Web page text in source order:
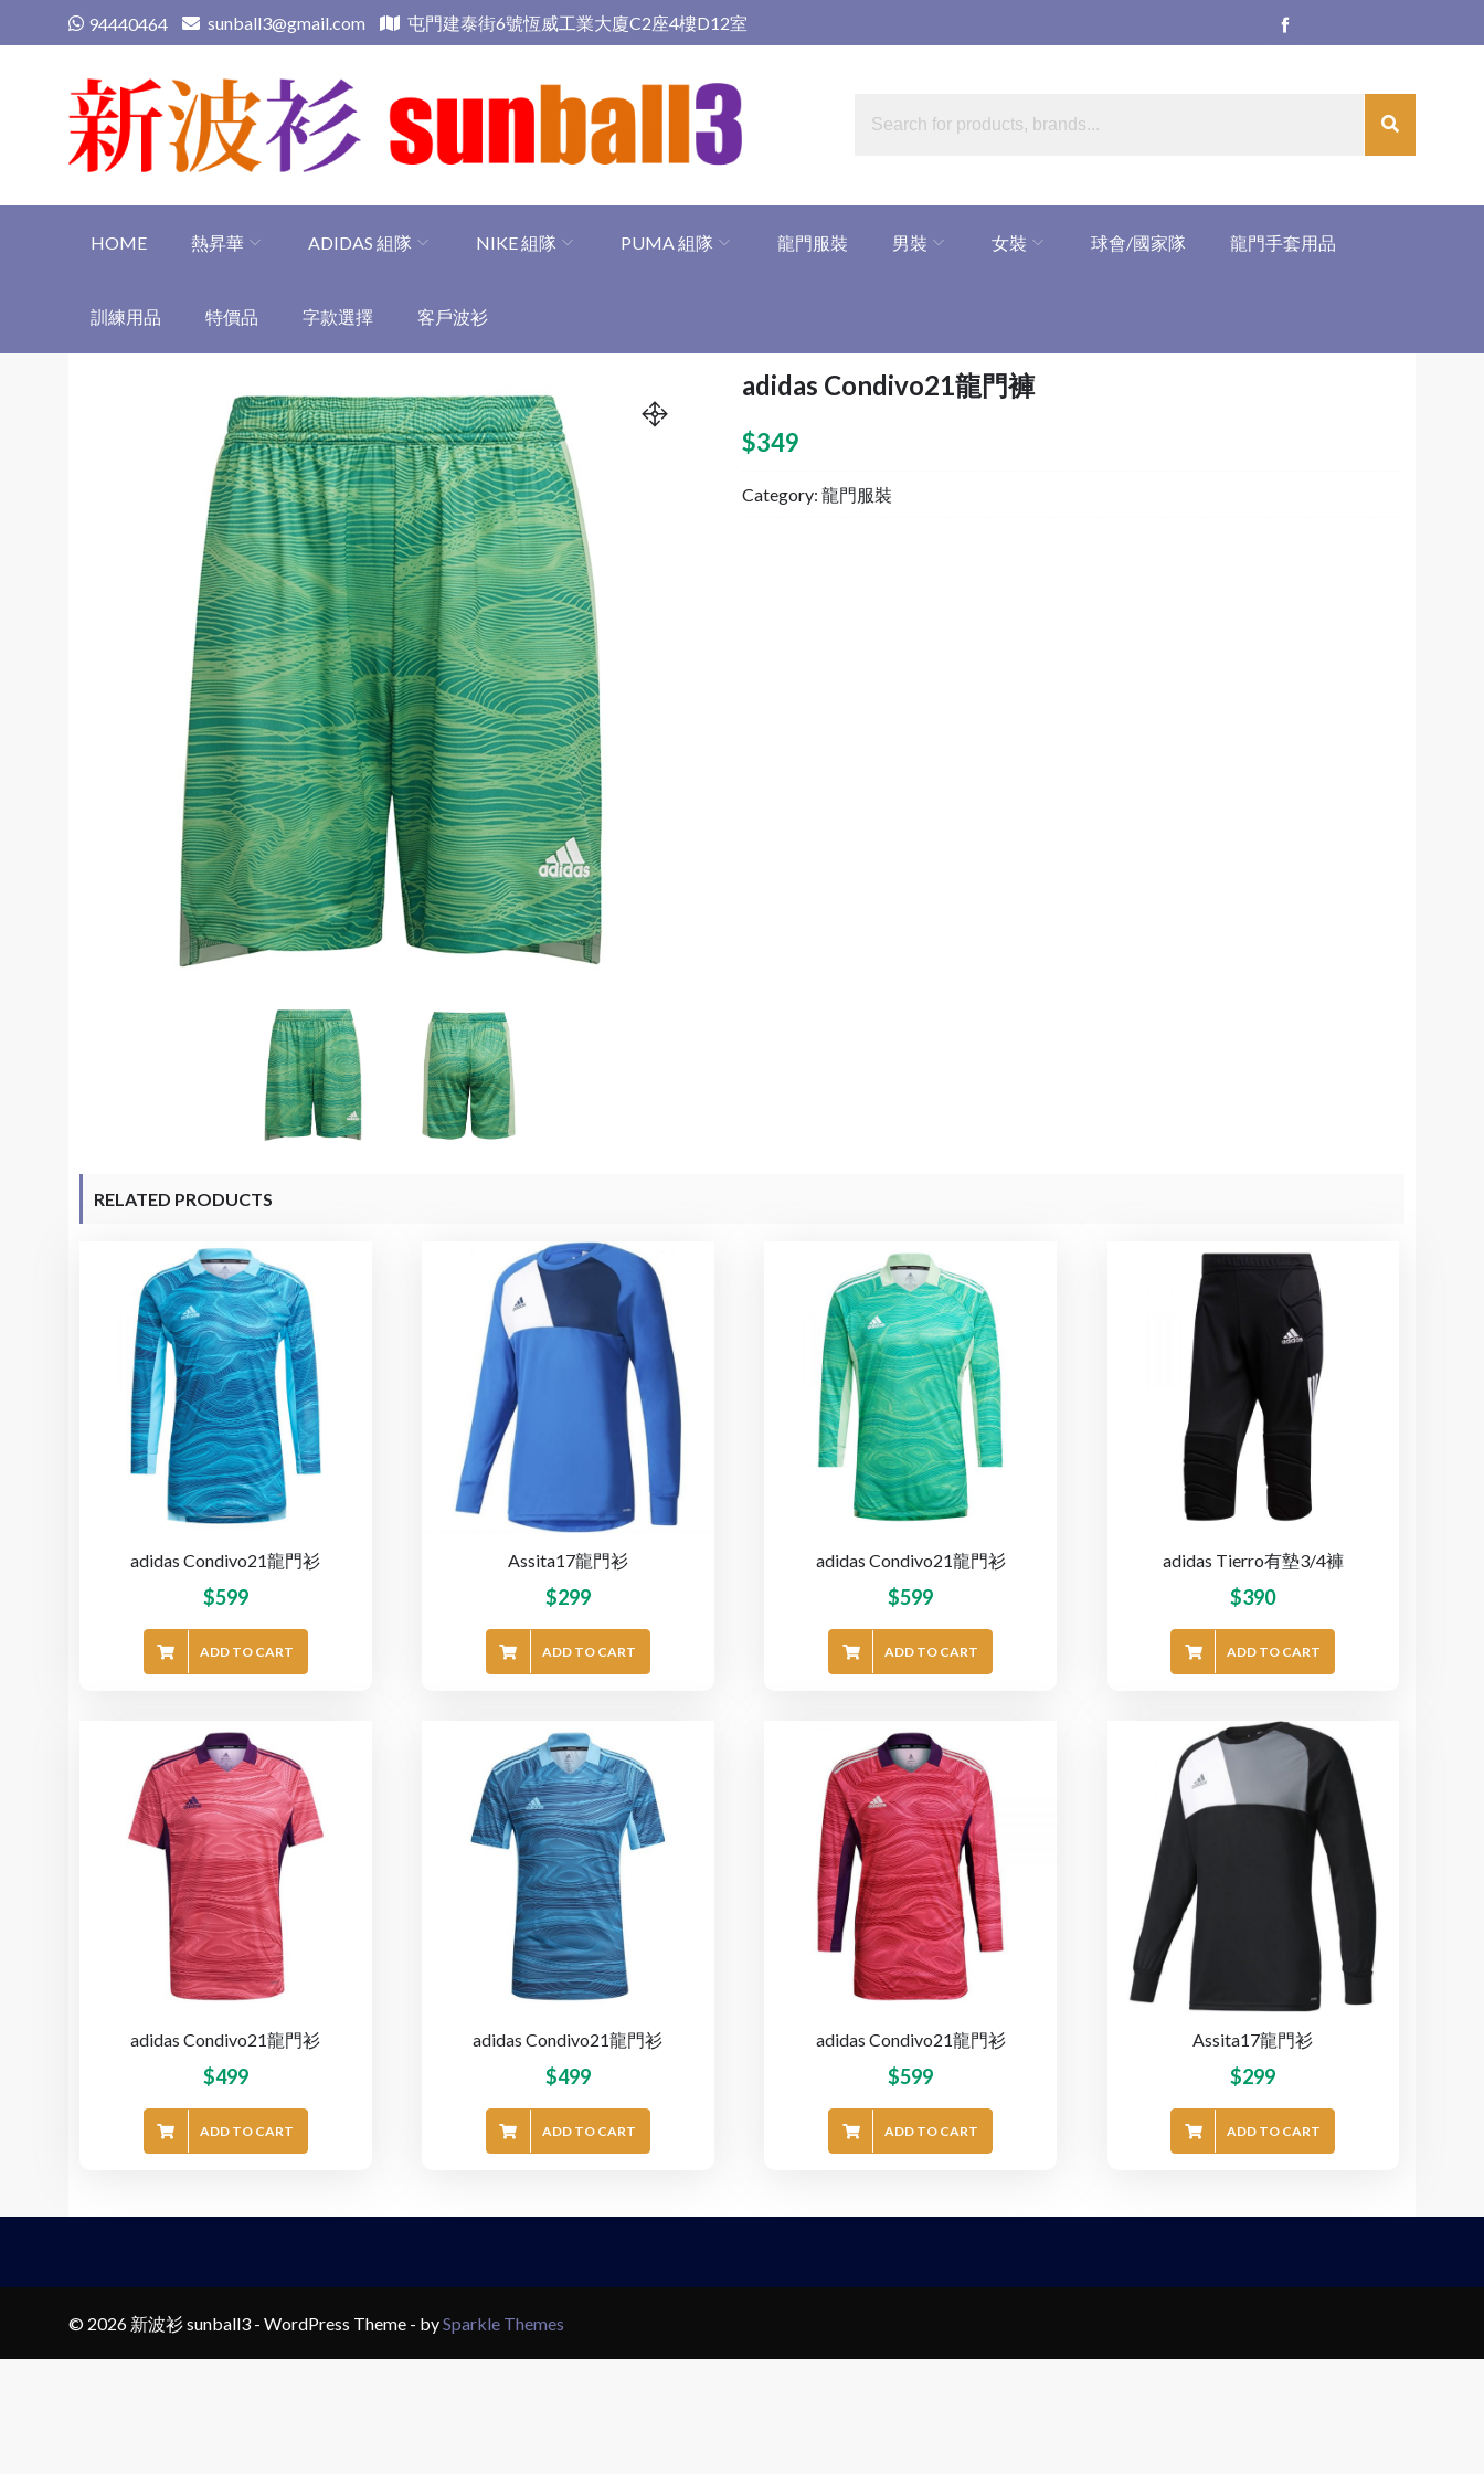
to
94440464 sunball3@gmail.com 屯門建泰街6號恆威工業大廈C2座4樓D12室
HOME 熱昇華 ADIDAS 組隊 NIKE 組隊 PUMA 組隊 龍門服裝 男裝 女裝 球會/國家隊 龍門手套用品
訓練用品 特價品 字款選擇 客戶波衫
adidas Condivo21龍門褲
$349
Category: 龍門服裝
RELATED PRODUCTS
adidas Condivo21龍門衫
$599
ADD TO CART
Assita17龍門衫
$299
ADD TO CART
adidas Condivo21龍門衫
$599
ADD TO CART
adidas Tierro有墊3/4褲
$390
ADD TO CART
adidas Condivo21龍門衫
$499
ADD TO CART
adidas Condivo21龍門衫
$499
ADD TO CART
adidas Condivo21龍門衫
$599
ADD TO CART
Assita17龍門衫
$299
ADD TO CART
© 2026 新波衫 sunball3 - WordPress Theme - bySparkle Themes